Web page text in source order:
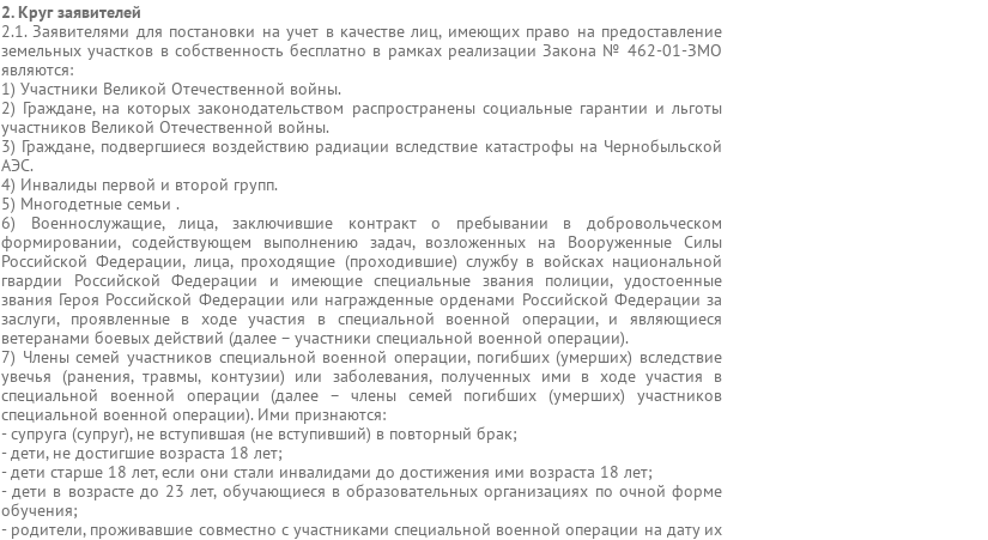
2. Круг заявителей
2.1. Заявителями для постановки на учет в качестве лиц, имеющих право на предоставление
земельных участков в собственность бесплатно в рамках реализации Закона № 462-01-ЗМО
являются:
1) Участники Великой Отечественной войны.
2) Граждане, на которых законодательством распространены социальные гарантии и льготы
участников Великой Отечественной войны.
3) Граждане, подвергшиеся воздействию радиации вследствие катастрофы на Чернобыльской
АЭС.
4) Инвалиды первой и второй групп.
5) Многодетные семьи .
6) Военнослужащие, лица, заключившие контракт о пребывании в добровольческом
формировании, содействующем выполнению задач, возложенных на Вооруженные Силы
Российской Федерации, лица, проходящие (проходившие) службу в войсках национальной
гвардии Российской Федерации и имеющие специальные звания полиции, удостоенные
звания Героя Российской Федерации или награжденные орденами Российской Федерации за
заслуги, проявленные в ходе участия в специальной военной операции, и являющиеся
ветеранами боевых действий (далее – участники специальной военной операции).
7) Члены семей участников специальной военной операции, погибших (умерших) вследствие
увечья (ранения, травмы, контузии) или заболевания, полученных ими в ходе участия в
специальной военной операции (далее – члены семей погибших (умерших) участников
специальной военной операции). Ими признаются:
- супруга (супруг), не вступившая (не вступивший) в повторный брак;
- дети, не достигшие возраста 18 лет;
- дети старше 18 лет, если они стали инвалидами до достижения ими возраста 18 лет;
- дети в возрасте до 23 лет, обучающиеся в образовательных организациях по очной форме
обучения;
- родители, проживавшие совместно с участниками специальной военной операции на дату их